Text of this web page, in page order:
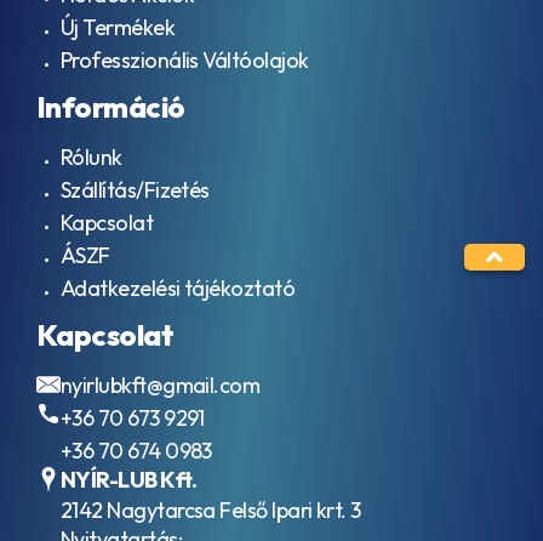
Új Termékek
Professzionális Váltóolajok
Információ
Rólunk
Szállítás/Fizetés
Kapcsolat
ÁSZF
Adatkezelési tájékoztató
Kapcsolat
nyirlubkft@gmail.com
+36 70 673 9291
+36 70 674 0983
NYÍR-LUB Kft.
2142 Nagytarcsa Felső Ipari krt. 3